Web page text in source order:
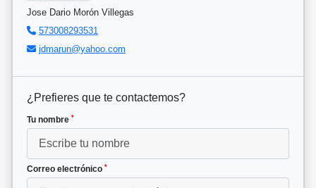
Jose Dario Morón Villegas
573008293531
jdmarun@yahoo.com
¿Prefieres que te contactemos?
Tu nombre *
Correo electrónico *